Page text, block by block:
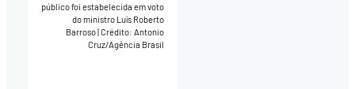
público foi estabelecida em voto
do ministro Luís Roberto
Barroso|Crédito: Antonio
Cruz/Agência Brasil